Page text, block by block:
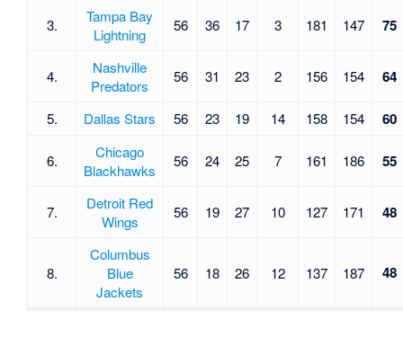
3.
Tampa Bay
Lightning
56 36 17 3 181 147 75
4.
Nashville
Predators
56 31 23 2 156 154 64
5. Dallas Stars 56 23 19 14 158 154 60
6.
Chicago
Blackhawks
56 24 25 7 161 186 55
7.
Detroit Red
Wings
56 19 27 10 127 171 48
8.
Columbus
Blue
Jackets
56 18 26 12 137 187 48